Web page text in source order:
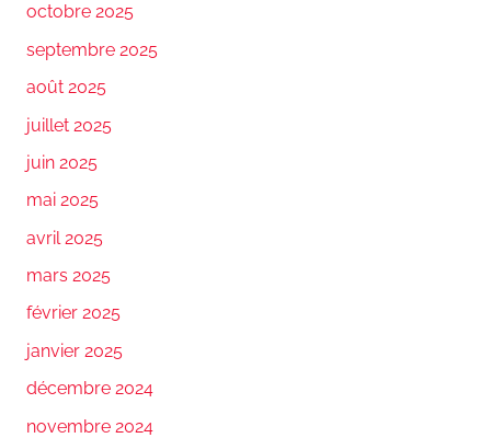
octobre 2025
septembre 2025
août 2025
juillet 2025
juin 2025
mai 2025
avril 2025
mars 2025
février 2025
janvier 2025
décembre 2024
novembre 2024